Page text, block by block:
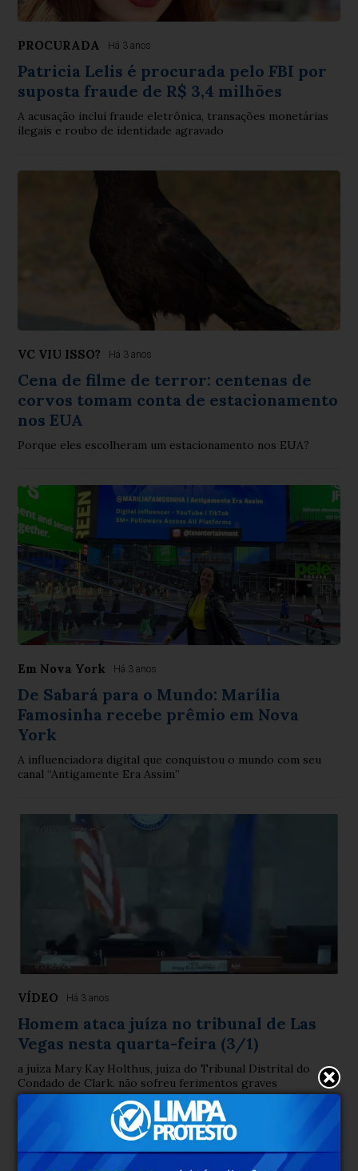
PROCURADA Há 3 anos
Patricia Lelis é procurada pelo FBI por
suposta fraude de R$ 3,4 milhões
A acusação inclui fraude eletrônica, transações monetárias
ilegais e roubo de identidade agravado
VC VIU ISSO? Há 3 anos
Cena de filme de terror: centenas de
corvos tomam conta de estacionamento
nos EUA
Porque eles escolheram um estacionamento nos EUA?
Em Nova York Há 3 anos
De Sabará para o Mundo: Marília
Famosinha recebe prêmio em Nova
York
A influenciadora digital que conquistou o mundo com seu
canal “Antigamente Era Assim”
VÍDEO Há 3 anos
Homem ataca juíza no tribunal de Las
Vegas nesta quarta-feira (3/1)
a juíza Mary Kay Holthus, juíza do Tribunal Distrital do
Condado de Clark. não sofreu ferimentos graves